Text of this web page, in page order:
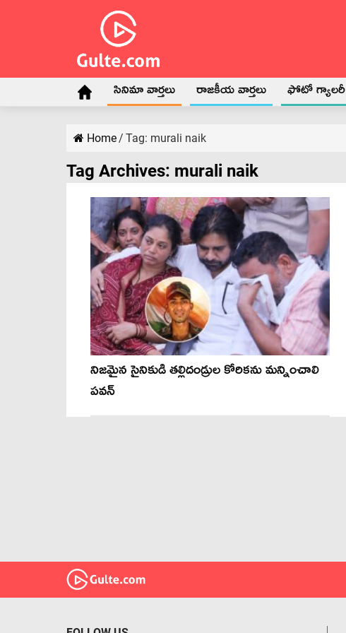
సినిమా వార్తలు రాజకీయ వార్తలు ఫోటో గ్యాలరీ
Home/ Tag: murali naik
Tag Archives: murali naik
నిజమైన సైనికుడి తల్లిదండ్రుల కోరికను మన్నించాలి
పవన్